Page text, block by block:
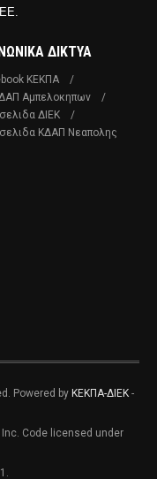
ΔΙΚΤΥΑ
ΚΕΚΠΑ
Αμπελοκηπων
ΔΙΕΚ
ΚΔΑΠ Νεαπολης
Powered by ΚΕΚΠΑ-ΔΙΕΚ -
Code licensed under